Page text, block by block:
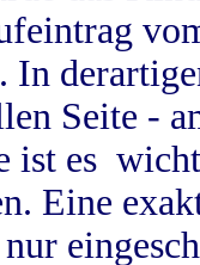
In
Seite -
ist es
Eine